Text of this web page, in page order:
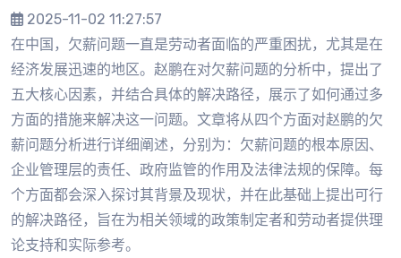
2025-11-02 11:27:57
在中国，欠薪问题一直是劳动者面临的严重困扰，尤其是在
经济发展迅速的地区。赵鹏在对欠薪问题的分析中，提出了
五大核心因素，并结合具体的解决路径，展示了如何通过多
方面的措施来解决这一问题。文章将从四个方面对赵鹏的欠
薪问题分析进行详细阐述，分别为：欠薪问题的根本原因、
企业管理层的责任、政府监管的作用及法律法规的保障。每
个方面都会深入探讨其背景及现状，并在此基础上提出可行
的解决路径，旨在为相关领域的政策制定者和劳动者提供理
论支持和实际参考。